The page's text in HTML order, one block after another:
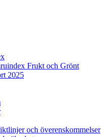
Frukt och Grönt
2025
och överenskommelser